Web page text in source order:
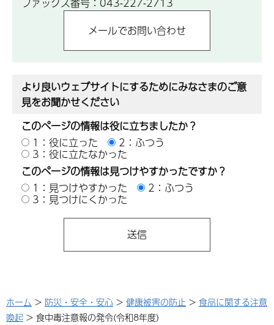
より良いウェブサイトにするためにみなさまのご意
見をお聞かせください
このページの情報は役に立ちましたか？
1：役に立った
2：ふつう
3：役に立たなかった
このページの情報は見つけやすかったですか？
1：見つけやすかった
2：ふつう
3：見つけにくかった
ホーム > 防災・安全・安心 > 健康被害の防止 > 食品に関する注意
喚起 > 食中毒注意報の発令(令和8年度)